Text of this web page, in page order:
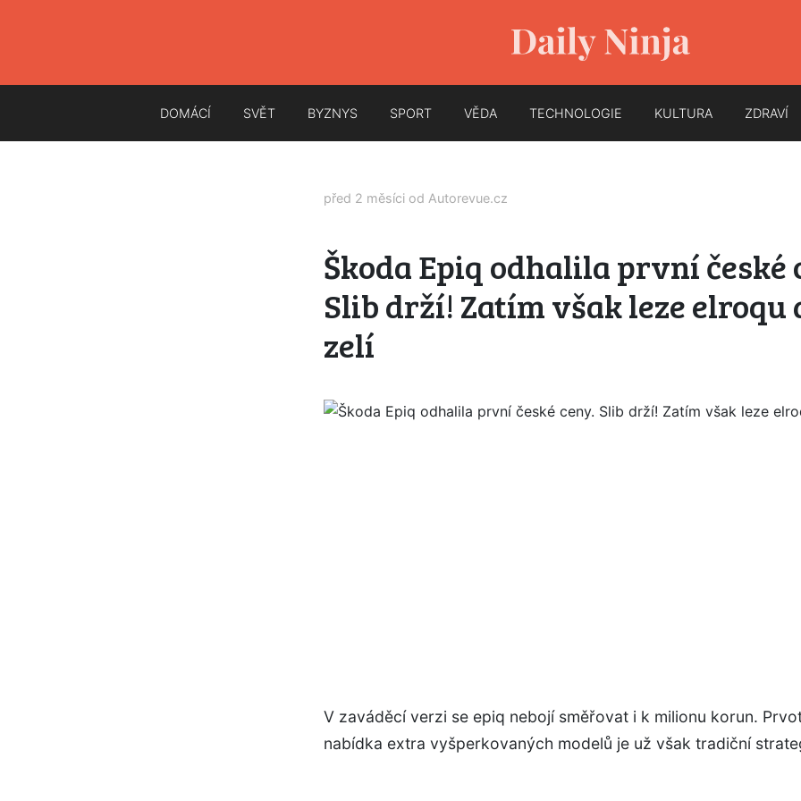
DOMÁCÍ SVĚT BYZNYS SPORT VĚDA TECHNOLOGIE KULTURA ZDRAVÍ
před 2 měsíci od Autorevue.cz
Škoda Epiq odhalila první české
Slib drží! Zatím však leze elroqu
zelí
V zaváděcí verzi se epiq nebojí směřovat i k milionu korun.
nabídka extra vyšperkovaných modelů je už však tradiční